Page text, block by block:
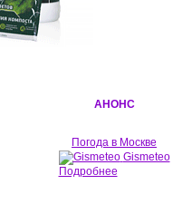
АНОНС
Погода в Москве
Gismeteo
Подробнее